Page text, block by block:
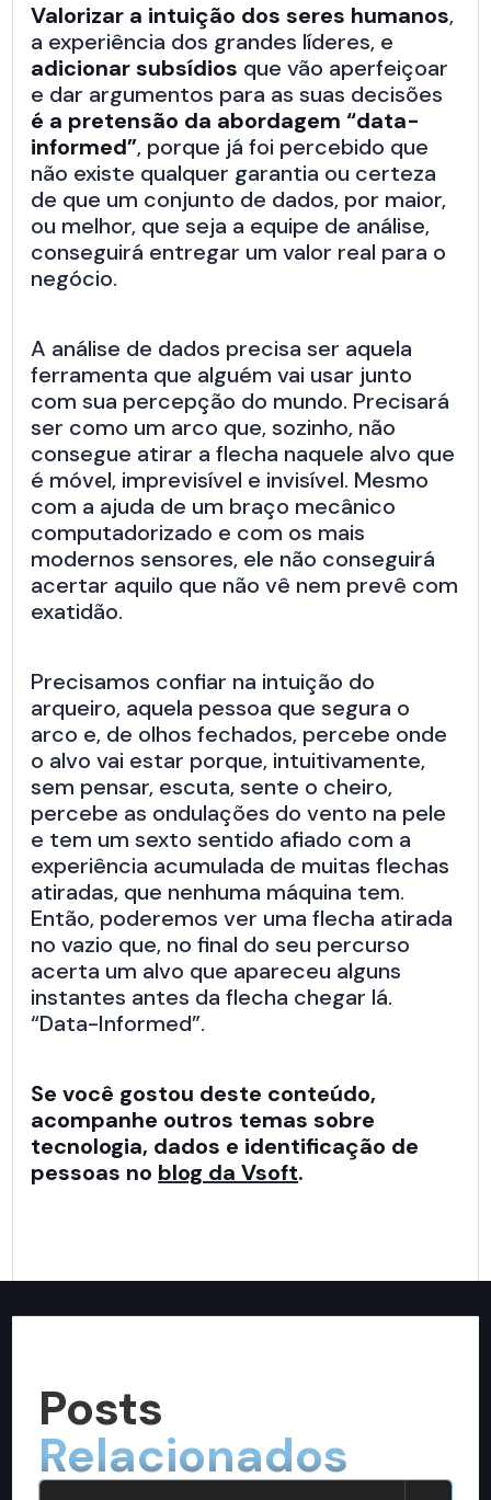
Valorizar a intuição dos seres humanos,
a experiência dos grandes líderes, e
adicionar subsídios que vão aperfeiçoar
e dar argumentos para as suas decisões
é a pretensão da abordagem “data-
informed”, porque já foi percebido que
não existe qualquer garantia ou certeza
de que um conjunto de dados, por maior,
ou melhor, que seja a equipe de análise,
conseguirá entregar um valor real para o
negócio.
A análise de dados precisa ser aquela
ferramenta que alguém vai usar junto
com sua percepção do mundo. Precisará
ser como um arco que, sozinho, não
consegue atirar a flecha naquele alvo que
é móvel, imprevisível e invisível. Mesmo
com a ajuda de um braço mecânico
computadorizado e com os mais
modernos sensores, ele não conseguirá
acertar aquilo que não vê nem prevê com
exatidão.
Precisamos confiar na intuição do
arqueiro, aquela pessoa que segura o
arco e, de olhos fechados, percebe onde
o alvo vai estar porque, intuitivamente,
sem pensar, escuta, sente o cheiro,
percebe as ondulações do vento na pele
e tem um sexto sentido afiado com a
experiência acumulada de muitas flechas
atiradas, que nenhuma máquina tem.
Então, poderemos ver uma flecha atirada
no vazio que, no final do seu percurso
acerta um alvo que apareceu alguns
instantes antes da flecha chegar lá.
“Data-Informed”.
Se você gostou deste conteúdo,
acompanhe outros temas sobre
tecnologia, dados e identificação de
pessoas no blog da Vsoft.
Posts
Relacionados